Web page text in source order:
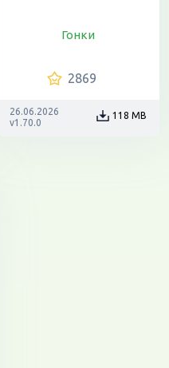
Гонки
2869
26.06.2026
v1.70.0
118 MB